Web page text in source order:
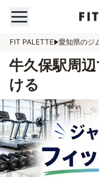
FIT PALETTE 愛知県のジ
牛久保駅周
ける